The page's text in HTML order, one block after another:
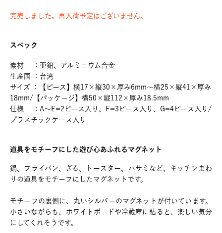
完売しました。再入荷予定はございません。
スペック
素材 ：亜鉛、アルミニウム合金
生産国 ：台湾
サイズ ：【ピース】横17×縦30×厚み6mm～横25×縦41×厚み
18mm/【パッケージ】横50×縦112×厚み18.5mm
仕様 ：A～E=2ピース入り、F=3ピース入り、G=4ピース入り/
プラスチックケース入り
道具をモチーフにした遊び心あふれるマグネット
鍋、フライパン、ざる、トースター、ハサミなど、キッチンまわ
りの道具をモチーフにしたマグネットです。
モチーフの裏側に、丸いシルバーのマグネットが付いています。
小さいながらも、ホワイトボードや冷蔵庫に貼ると、楽しい気分
にしてくれそうです。